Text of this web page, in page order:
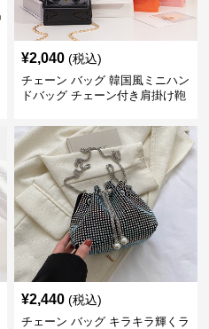
¥2,040 (税込)
チェーン バッグ 韓国風ミニハン
ドバッグ チェーン付き肩掛け鞄
¥2,440 (税込)
チェーン バッグ キラキラ輝くラ